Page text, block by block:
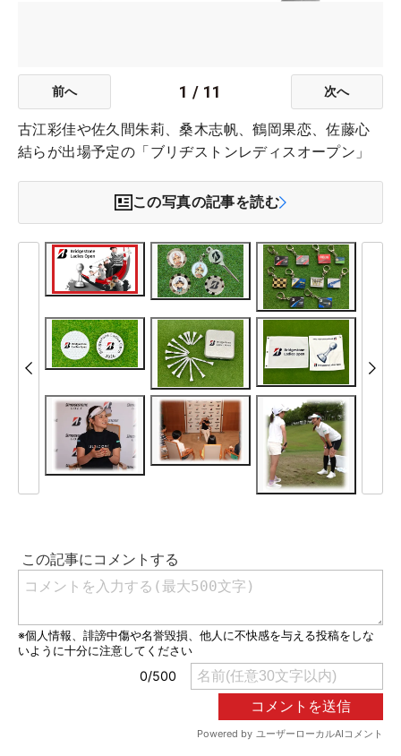
前へ 1 / 11 次へ
古江彩佳や佐久間朱莉、桑木志帆、鶴岡果恋、佐藤心
結らが出場予定の「ブリヂストンレディスオープン」
この写真の記事を読む